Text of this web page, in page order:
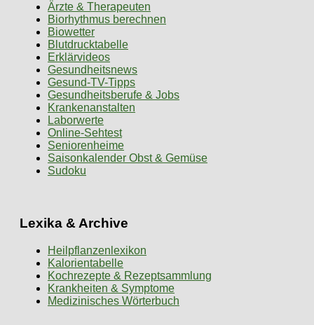
Ärzte & Therapeuten
Biorhythmus berechnen
Biowetter
Blutdrucktabelle
Erklärvideos
Gesundheitsnews
Gesund-TV-Tipps
Gesundheitsberufe & Jobs
Krankenanstalten
Laborwerte
Online-Sehtest
Seniorenheime
Saisonkalender Obst & Gemüse
Sudoku
Lexika & Archive
Heilpflanzenlexikon
Kalorientabelle
Kochrezepte & Rezeptsammlung
Krankheiten & Symptome
Medizinisches Wörterbuch